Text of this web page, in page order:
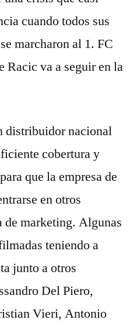
cuando todos sus
marcharon al 1. FC
Racic va a seguir en la
distribuidor nacional
cobertura y
que la empresa de
en otros
de marketing. Algunas
teniendo a
junto a otros
Del Piero,
Vieri, Antonio